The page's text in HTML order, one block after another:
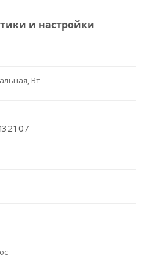
и настройки
Вт